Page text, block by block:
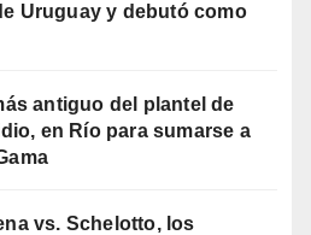
Uruguay y debutó como
antiguo del plantel de
en Río para sumarse a
vs. Schelotto, los